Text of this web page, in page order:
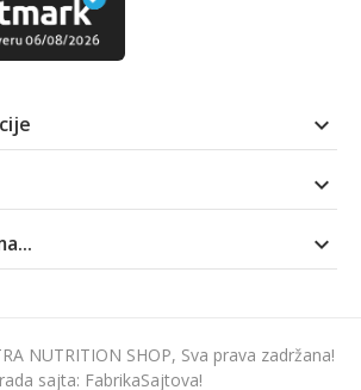



NUTRITION SHOP, Sva prava zadržana!
sajta: FabrikaSajtova!